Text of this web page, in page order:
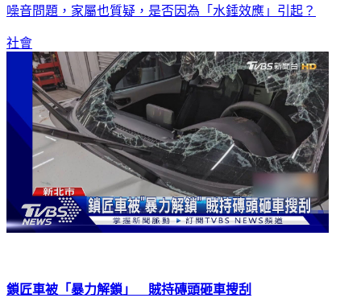
噪音問題，家屬也質疑，是否因為「水錘效應」引起？
社會
鎖匠車被「暴力解鎖」 賊持磚頭砸車搜刮